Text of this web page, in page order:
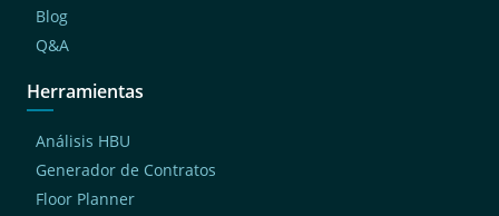
Blog
Q&A
Herramientas
Análisis HBU
Generador de Contratos
Floor Planner